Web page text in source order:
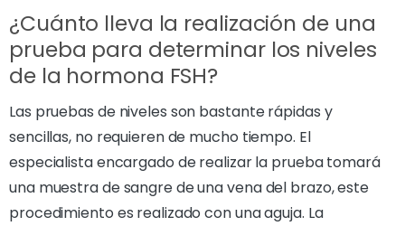
¿Cuánto lleva la realización de una
prueba para determinar los niveles
de la hormona FSH?
Las pruebas de niveles son bastante rápidas y
sencillas, no requieren de mucho tiempo. El
especialista encargado de realizar la prueba tomará
una muestra de sangre de una vena del brazo, este
procedimiento es realizado con una aguja. La